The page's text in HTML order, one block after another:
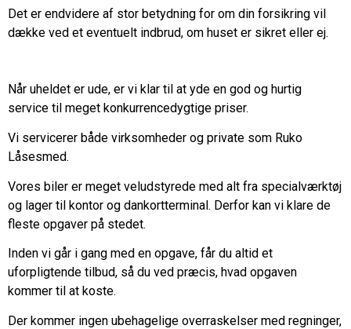
Det er endvidere af stor betydning for om din forsikring vil
dække ved et eventuelt indbrud, om huset er sikret eller ej.
Når uheldet er ude, er vi klar til at yde en god og hurtig
service til meget konkurrencedygtige priser.
Vi servicerer både virksomheder og private som Ruko
Låsesmed.
Vores biler er meget veludstyrede med alt fra specialværktøj
og lager til kontor og dankortterminal. Derfor kan vi klare de
fleste opgaver på stedet.
Inden vi går i gang med en opgave, får du altid et
uforpligtende tilbud, så du ved præcis, hvad opgaven
kommer til at koste.
Der kommer ingen ubehagelige overraskelser med regninger,